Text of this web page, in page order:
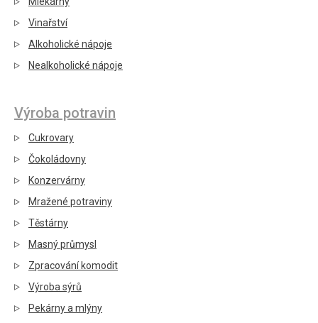
Vinařství
Alkoholické nápoje
Nealkoholické nápoje
Výroba potravin
Cukrovary
Čokoládovny
Konzervárny
Mražené potraviny
Těstárny
Masný průmysl
Zpracování komodit
Výroba sýrů
Pekárny a mlýny